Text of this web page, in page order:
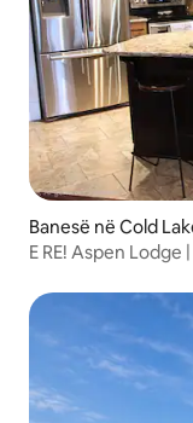
Banesë në Cold
E RE! Aspen